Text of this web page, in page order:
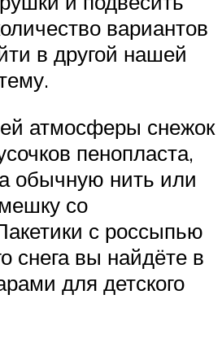
вариантов
в другой нашей
атмосферы снежок
пенопласта,
обычную нить или
со
с россыпью
снега вы найдёте в
для детского